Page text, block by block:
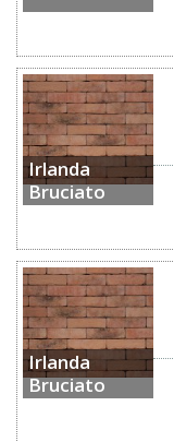
Irlanda
Bruciato
Irlanda
Bruciato